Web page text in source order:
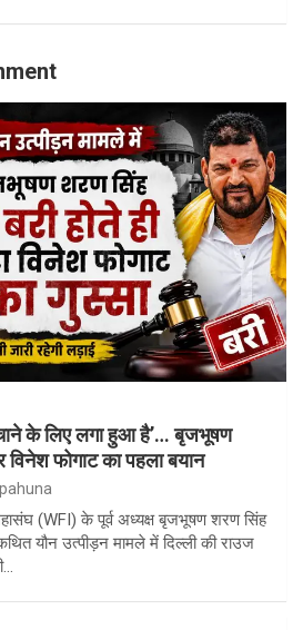
के लिए लगा हुआ है’… बृजभूषण
फोगाट का पहला बयान
(WFI) के पूर्व अध्यक्ष बृजभूषण शरण सिंह
यौन उत्पीड़न मामले में दिल्ली की राउज